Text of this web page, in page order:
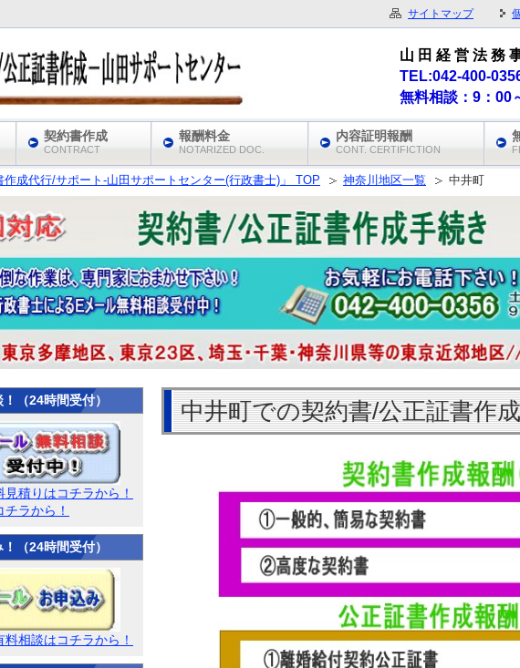
作成代行/サポート‐山田サポートセンター(行政書士)」 TOP 神奈川地区一覧 中井町
中井町での契約書/公正証書作
（24時間受付）
積りはコチラから！
チラから！
（24時間受付）
相談はコチラから！
サイトマップ
山 田 経 営 法 務
TEL:042-400-
無料相談：9：00
契約書作成
CONTRACT
報酬料金
NOTARIZED DOC.
内容証明報酬
CONT. CERTIFICTION